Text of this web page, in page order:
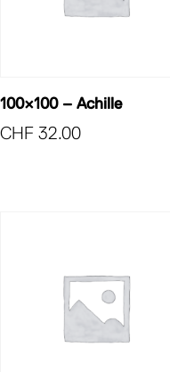
100×100 – Achille
CHF 32.00